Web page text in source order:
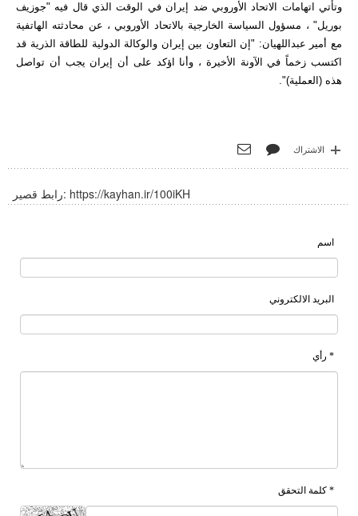
وتأتي اتهامات الاتحاد الأوروبي ضد إيران في الوقت الذي قال فيه "جوزيف
بوريل" ، مسؤول السياسة الخارجية بالاتحاد الأوروبي ، عن محادثته الهاتفية
مع أمير عبداللهيان: "إن التعاون بين إيران والوكالة الدولية للطاقة الذرية قد
اكتسب زخماً في الآونة الأخيرة ، وأنا اؤكد على أن إيران يجب أن تواصل
هذه (العملية)".
الاشتراك
رابط قصير: https://kayhan.ir/100iKH
اسم
البريد الالكتروني
* رأي
* كلمة التحقق